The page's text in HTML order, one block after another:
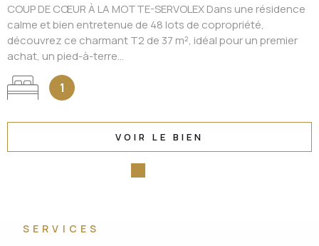
COUP DE CŒUR À LA MOTTE-SERVOLEX Dans une résidence
calme et bien entretenue de 48 lots de copropriété,
découvrez ce charmant T2 de 37 m², idéal pour un premier
achat, un pied-à-terre...
1
VOIR LE BIEN
SERVICES